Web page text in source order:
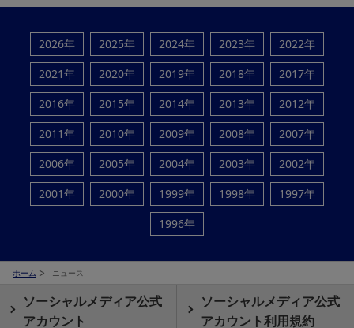
2026年 2025年 2024年 2023年
2022年
2021年
2020年 2019年 2018年
2017年
2016年
2015年 2014年 2013年
2012年
2011年
2010年 2009年 2008年
2007年
2006年
2005年 2004年 2003年
2002年
2001年
2000年 1999年 1998年
1997年
1996年
ホーム ニュース
ソーシャルメディア公式
アカウント
ソーシャルメディア公式
アカウント利用規約